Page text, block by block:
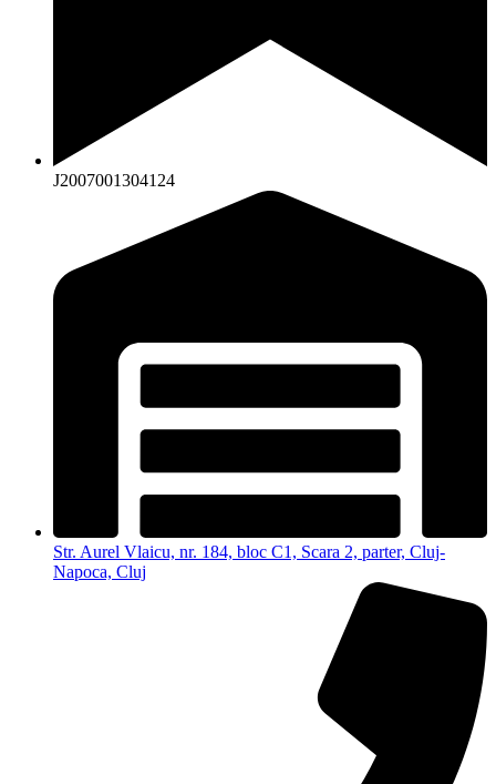
J2007001304124
Str. Aurel Vlaicu, nr. 184, bloc C1, Scara 2, parter, Cluj-
Napoca, Cluj